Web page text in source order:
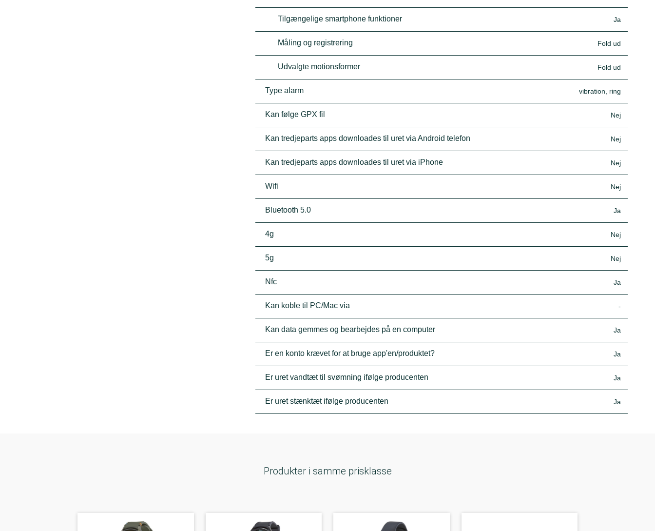
Tilgængelige smartphone funktioner Ja
Måling og registrering Fold ud
Udvalgte motionsformer Fold ud
Type alarm vibration, ring
Kan følge GPX fil Nej
Kan tredjeparts apps downloades til uret via Android telefon Nej
Kan tredjeparts apps downloades til uret via iPhone Nej
Wifi Nej
Bluetooth 5.0 Ja
4g Nej
5g Nej
Nfc Ja
Kan koble til PC/Mac via -
Kan data gemmes og bearbejdes på en computer Ja
Er en konto krævet for at bruge app'en/produktet? Ja
Er uret vandtæt til svømning ifølge producenten Ja
Er uret stænktæt ifølge producenten Ja
Produkter i samme prisklasse